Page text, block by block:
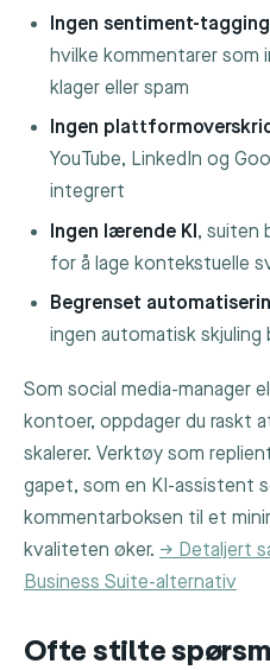
Ingen sentiment-tagging
hvilke kommentarer som
klager eller spam
Ingen
YouTube, LinkedIn og
integrert
Ingen lærende KI, suiten
for å lage kontekstuelle
Begrenset
ingen automatisk
Som social media-manager
kontoer, oppdager du raskt
skalerer. Verktøy som
gapet, som en KI-assistent
kommentarboksen til et
kvaliteten øker. → Detaljert
Business Suite-alternativ
Ofte stilte